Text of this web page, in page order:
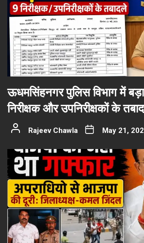
ऊधमसिंहनगर पुलिस विभाग में
निरीक्षक और उपनिरीक्षकों के
Rajeev Chawla May 21,